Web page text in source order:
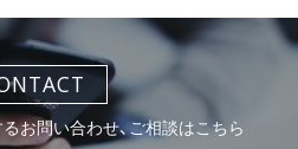
お問い合わせ、ご相談はこちら